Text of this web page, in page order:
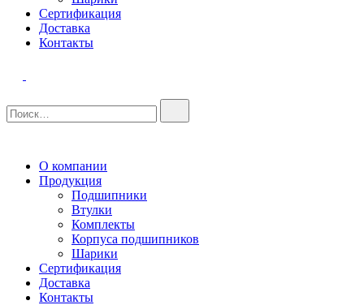
Сертификация
Доставка
Контакты
О компании
Продукция
Подшипники
Втулки
Комплекты
Корпуса подшипников
Шарики
Сертификация
Доставка
Контакты